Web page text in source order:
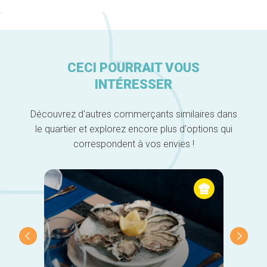
CECI POURRAIT VOUS
INTÉRESSER
Découvrez d'autres commerçants similaires dans
le quartier et explorez encore plus d'options qui
correspondent à vos envies !